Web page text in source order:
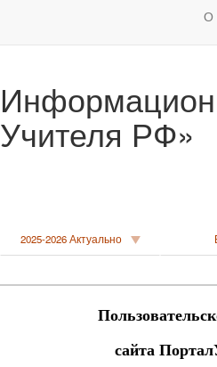
О
Учителя РФ»
2025-2026 Актуально
сайта